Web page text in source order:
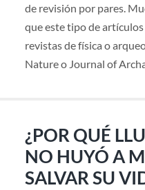
de revisión por pares.
que este tipo de
revistas de física o
Nature o Journal of
¿POR QUÉ
NO HUYÓ A
SALVAR SU